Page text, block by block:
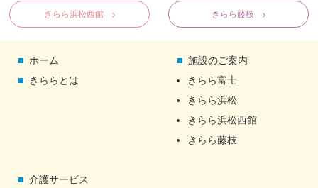
きらら浜松西館 きらら藤枝
ホーム
きららとは
施設のご案内
きらら富士
きらら浜松
きらら浜松西館
きらら藤枝
介護サービス